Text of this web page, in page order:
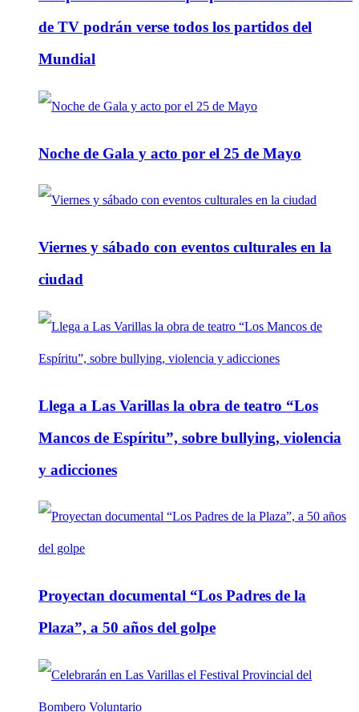
de TV podrán verse todos los partidos del
Mundial
Noche de Gala y acto por el 25 de Mayo
Viernes y sábado con eventos culturales en la
ciudad
Llega a Las Varillas la obra de teatro “Los
Mancos de Espíritu”, sobre bullying, violencia
y adicciones
Proyectan documental “Los Padres de la
Plaza”, a 50 años del golpe